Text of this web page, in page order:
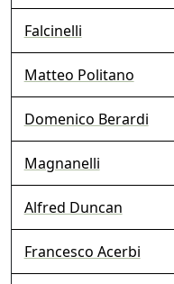
Falcinelli
Matteo Politano
Domenico Berardi
Magnanelli
Alfred Duncan
Francesco Acerbi